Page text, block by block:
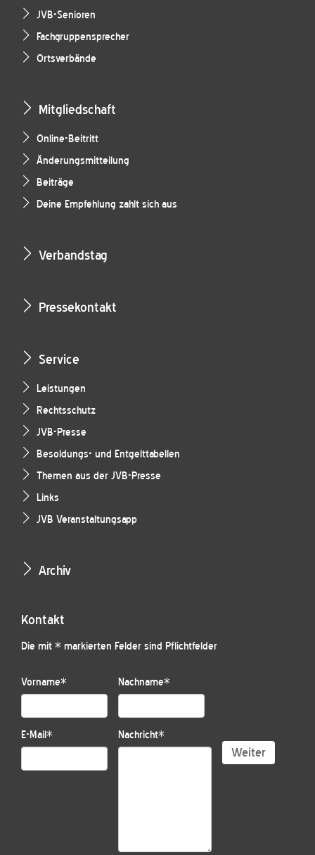
JVB-Senioren
Fachgruppensprecher
Ortsverbände
Mitgliedschaft
Online-Beitritt
Änderungsmitteilung
Beiträge
Deine Empfehlung zahlt sich aus
Verbandstag
Pressekontakt
Service
Leistungen
Rechtsschutz
JVB-Presse
Besoldungs- und Entgelttabellen
Themen aus der JVB-Presse
Links
JVB Veranstaltungsapp
Archiv
Kontakt
Die mit * markierten Felder sind Pflichtfelder
Vorname* Nachname*
E-Mail* Nachricht*
Weiter